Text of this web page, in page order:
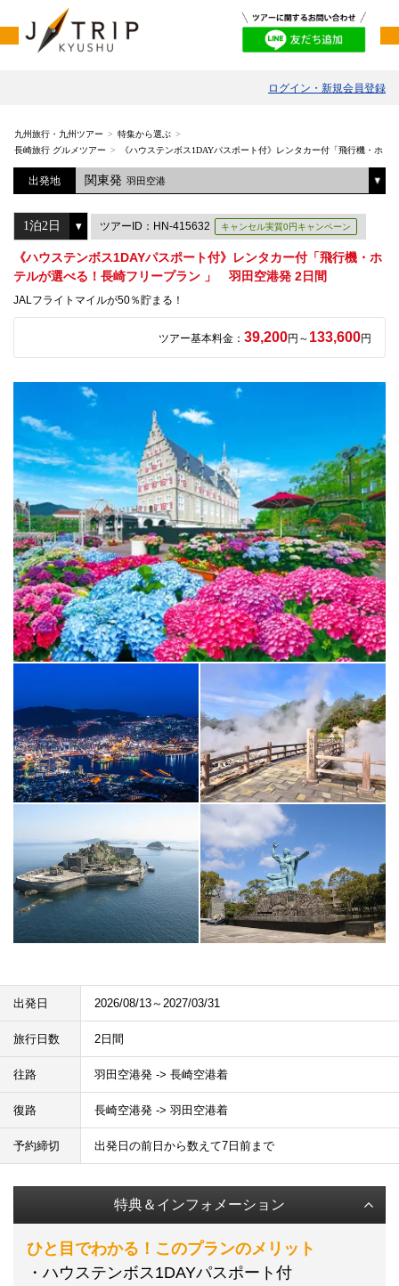
ログイン・新規会員登録
九州旅行・九州ツアー
特集から選ぶ
長崎旅行 グルメツアー
《ハウステンボス1DAYパスポート付》レンタカー付「飛行機・ホ
出発地 関東発 羽田空港
ツアーID：HN-415632 キャンセル実質0円キャンペーン
《ハウステンボス1DAYパスポート付》レンタカー付「飛行機・ホ
テルが選べる！長崎フリープラン 」 羽田空港発 2日間
JALフライトマイルが50％貯まる！
ツアー基本料金： 39,200円～ 133,600円
出発日 2026/08/13～2027/03/31
旅行日数 2日間
往路 羽田空港発 -> 長崎空港着
復路 長崎空港発 -> 羽田空港着
予約締切 出発日の前日から数えて7日前まで
特典＆インフォメーション
ひと目でわかる！このプランのメリット
・ハウステンボス1DAYパスポート付